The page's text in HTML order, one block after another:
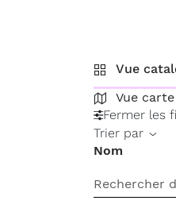
Vue
Vue carte
Fermer les
Trier par
Nom